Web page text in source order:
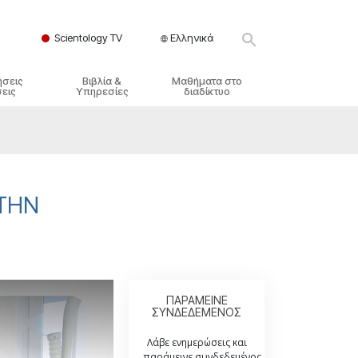
Scientology TV Ελληνικά
Βιβλία &
Υπηρεσίες
Μαθήματα στο
διαδίκτυο
Ακεραιότητα και Τιμιότητα
ΠΑΡΑΜΕΙΝΕ
ΣΥΝΔΕΔΕΜΕΝΟΣ
Λάβε ενημερώσεις και